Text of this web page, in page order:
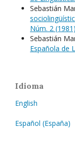
Sebastián
Núm. 2 (1981)
Sebastián
Española de
Idioma
English
Español (España)